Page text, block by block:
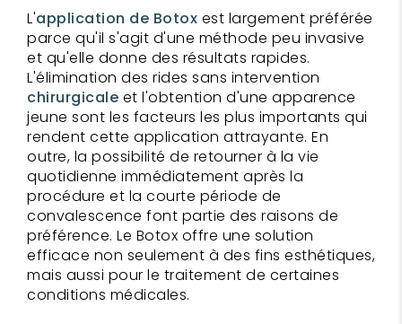
L'application de Botox est largement préférée
parce qu'il s'agit d'une méthode peu invasive
et qu'elle donne des résultats rapides.
L'élimination des rides sans intervention
chirurgicale et l'obtention d'une apparence
jeune sont les facteurs les plus importants qui
rendent cette application attrayante. En
outre, la possibilité de retourner à la vie
quotidienne immédiatement après la
procédure et la courte période de
convalescence font partie des raisons de
préférence. Le Botox offre une solution
efficace non seulement à des fins esthétiques,
mais aussi pour le traitement de certaines
conditions médicales.